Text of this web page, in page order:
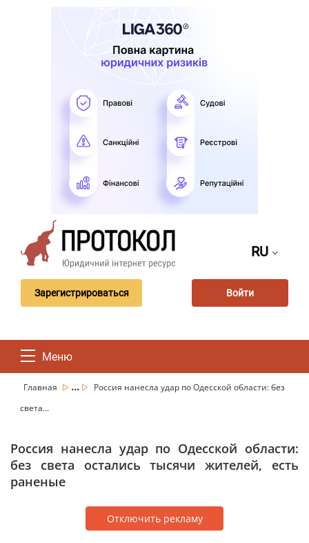
RU
Зарегистрироваться Войти
Меню
Главная ...
Россия нанесла удар по Одесской области: без
света...
Россия нанесла удар по Одесской области:
без света остались тысячи жителей, есть
раненые
Отключить рекламу